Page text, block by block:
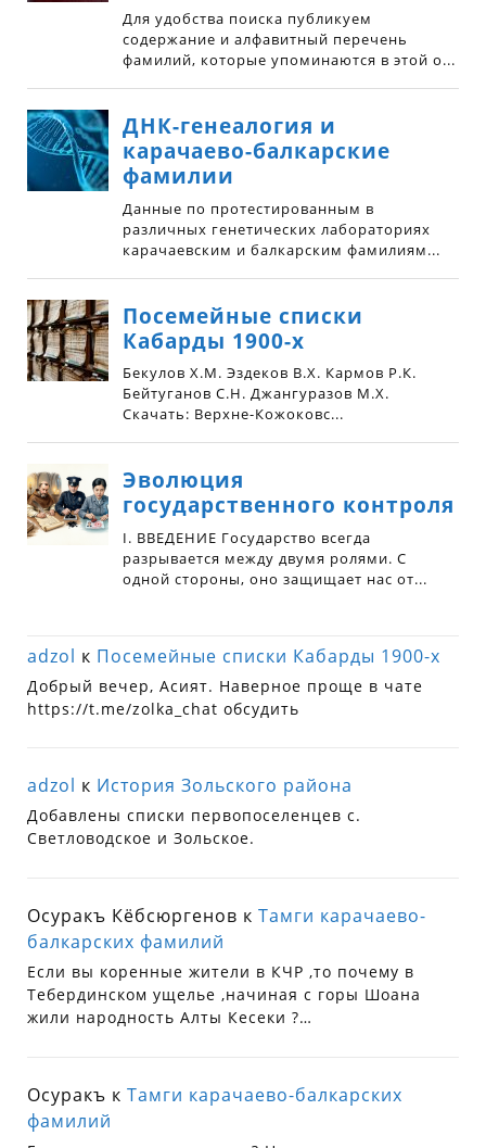
adzol к Посемейные списки Кабарды 1900-х
Добрый вечер, Асият. Наверное проще в чате
https://t.me/zolka_chat обсудить
adzol к История Зольского района
Добавлены списки первопоселенцев с.
Светловодское и Зольское.
Осуракъ Кёбсюргенов кТамги карачаево-
балкарских фамилий
Если вы коренные жители в КЧР ,то почему в
Тебердинском ущелье ,начиная с горы Шоана
жили народность Алты Кесеки ?…
Осуракъ кТамги карачаево-балкарских
фамилий